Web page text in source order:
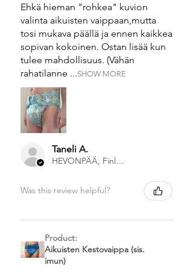
Ehkä hieman "rohkea" kuvion
valinta aikuisten vaippaan,mutta
tosi mukava päällä ja ennen kaikkea
sopivan kokoinen. Ostan lisää kun
tulee mahdollisuus. (Vähän
rahatilanne ...SHOW MORE
Taneli A.
HEVONPÄÄ, Finland
Was this review helpful?
Product:
Aikuisten Kestovaippa (sis.
imun)